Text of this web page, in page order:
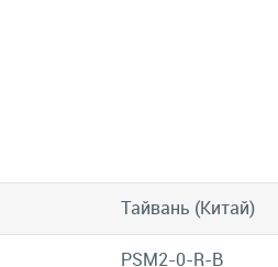
Тайвань (Китай)
PSM2-0-R-B